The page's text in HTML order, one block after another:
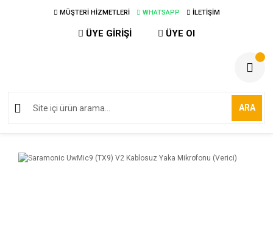
MÜŞTERİ HİZMETLERİ WHATSAPP İLETİŞİM
ÜYE GİRİŞİ ÜYE Ol
ARA